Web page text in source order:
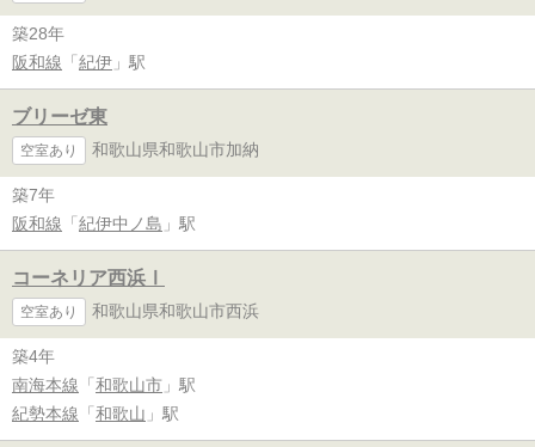
築28年
阪和線 「 紀伊 」駅
ブリーゼ東
空室あり 和歌山県和歌山市加納
築7年
阪和線 「 紀伊中ノ島 」駅
コーネリア西浜Ⅰ
空室あり 和歌山県和歌山市西浜
築4年
南海本線 「 和歌山市 」駅
紀勢本線 「 和歌山 」駅